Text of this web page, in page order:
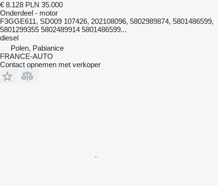
€ 8.128 PLN 35.000
Onderdeel - motor
F3GGE611, SD009 107426, 202108096, 5802989874, 5801486599,
5801299355 5802489914 5801486599...
diesel
Polen, Pabianice
FRANCE-AUTO
Contact opnemen met verkoper